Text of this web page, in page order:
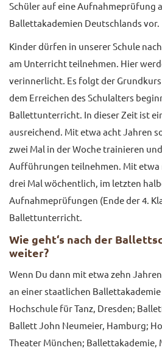
Schüler auf eine Aufnahmeprüfung
Ballettakademien Deutschlands vor.
Kinder dürfen in unserer Schule
am Unterricht teilnehmen. Hier
verinnerlicht. Es folgt der
dem Erreichen des Schulalters
Ballettunterricht. In dieser Zeit ist
ausreichend. Mit etwa acht Jahren
zwei Mal in der Woche trainieren
Aufführungen teilnehmen. Mit etwa
drei Mal wöchentlich, im letzten
Aufnahmeprüfungen (Ende der 4.
Ballettunterricht.
Wie geht‘s nach der
weiter?
Wenn Du dann mit etwa zehn
an einer staatlichen Ballettakademie
Hochschule für Tanz, Dresden;
Ballett John Neumeier, Hamburg;
Theater München; Ballettakademie,